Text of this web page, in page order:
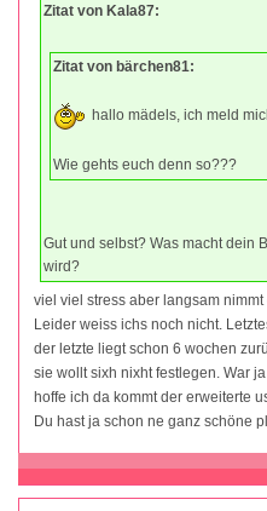
Zitat von Kala87:
Zitat von bärchen81:
hallo mädels, ich meld
Wie gehts euch denn so???
Gut und selbst? Was macht dein
wird?
viel viel stress aber langsam nimmt
Leider weiss ichs noch nicht.
der letzte liegt schon 6 wochen
sie wollt sixh nixht festlegen. War
hoffe ich da kommt der erweiterte
Du hast ja schon ne ganz schöne